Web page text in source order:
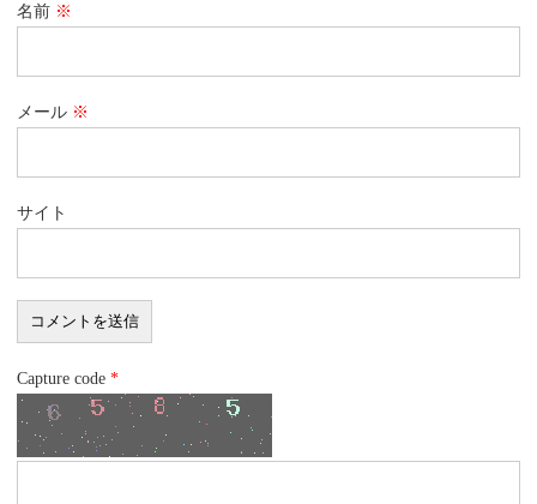
名前 ※
メール ※
サイト
Capture code *